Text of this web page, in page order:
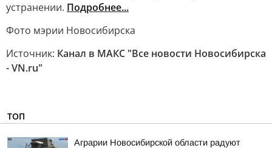
устранении. Подробнее...
Фото мэрии Новосибирска
Источник: Канал в МАКС "Все новости Новосибирска
- VN.ru"
ТОП
Аграрии Новосибирской области радуют